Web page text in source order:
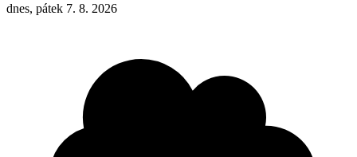
dnes, pátek 7. 8. 2026